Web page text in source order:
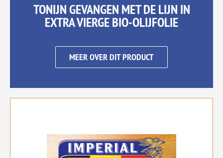
TONIJN GEVANGEN MET DE LIJN IN
EXTRA VIERGE BIO-OLIJFOLIE
MEER OVER DIT PRODUCT